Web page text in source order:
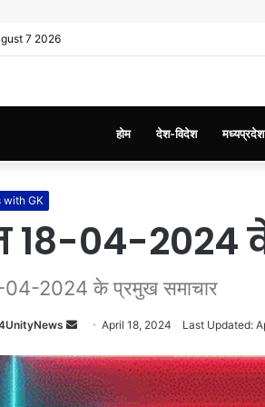
7 2026
होम देश-विदेश मध्यप्रदेश
with GK
04-2024
2024 के प्रमुख समाचार
n
d
April 18, 2024 Last Updated: